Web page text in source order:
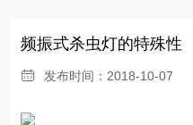
联系国产精品亚洲AV蜜桃
频振式杀虫灯的特殊性
发布时间：2018-10-07